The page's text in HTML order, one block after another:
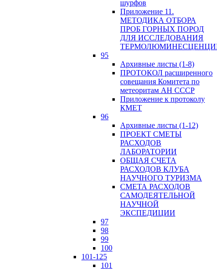
шурфов
Приложение 11.
МЕТОДИКА ОТБОРА
ПРОБ ГОРНЫХ ПОРОД
ДЛЯ ИССЛЕДОВАНИЯ
95
Архивные листы (1-8)
ПРОТОКОЛ расширенного
совещания Комитета по
метеоритам АН СССР
Приложение к протоколу
КМЕТ
96
Архивные листы (1-12)
ПРОЕКТ СМЕТЫ
РАСХОДОВ
ЛАБОРАТОРИИ
ОБЩАЯ СЧЕТА
РАСХОДОВ КЛУБА
НАУЧНОГО ТУРИЗМА
СМЕТА РАСХОДОВ
САМОДЕЯТЕЛЬНОЙ
НАУЧНОЙ
ЭКСПЕДИЦИИ
97
98
99
100
101-125
101